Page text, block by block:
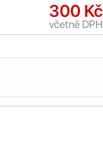
300 Kč
včetně DPH